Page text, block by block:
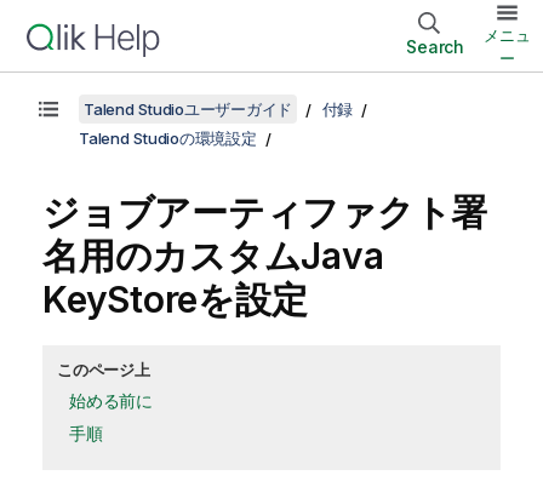
Search
メニュ
ー
Talend Studioユーザーガイド
付録
Talend Studioの環境設定
ジョブアーティファクト署
名用のカスタムJava
KeyStoreを設定
このページ上
始める前に
手順